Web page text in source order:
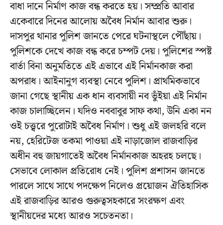
বাধা দানে নির্মাণ কাজ বন্ধ করতে হয়। সম্প্রতি আবার
একেবারে দিনের আলোয় অবৈধ নির্মান আবার শুরু।
দাসপুর থানার পুলিশ জানতে পেরে ঘটনাস্থলে পৌঁছায়।
পুলিশকে দেখে কাজ বন্ধ করে চম্পট দেয়। পুলিশের স্পষ্ট
বার্তা বিনা অনুমতিতে এই এভাবে এই নির্মানকাজ করা
অপরাধ। আইনানুগ ব্যবস্থা নেবে পুলিশ। প্রাথমিকভাবে
জানা গেছে স্থানীয় এক ধান ব্যবসায়ী নব ভুঁইয়া এই নির্মান
কাজ চালাচ্ছিলেন। যদিও নববাবুর সাফ কথা, উনি একা নন
ওই চত্ত্বরে পুরোটাই অবৈধ নির্মাণ। শুধু এই জলহরি বলে
নয়, হেরিটেজ তকমা পাওয়া এই নাড়াজোল রাজবাড়ির
অধীন বহু জায়গাতেই অবৈধ নির্মানকাজ অহরহ চলছে।
সেভাবে লোকাল প্রতিরোধ নেই। পুলিশ প্রশাসন জানতে
পারলে সাথে সাথে পদক্ষেপ নিলেও প্রয়োজন ঐতিহাসিক
এই রাজবাড়ির আরও গুরুত্বসহকারে সংরক্ষণ এবং
স্থানীয়দের মধ্যে আরও সচেতনতা।